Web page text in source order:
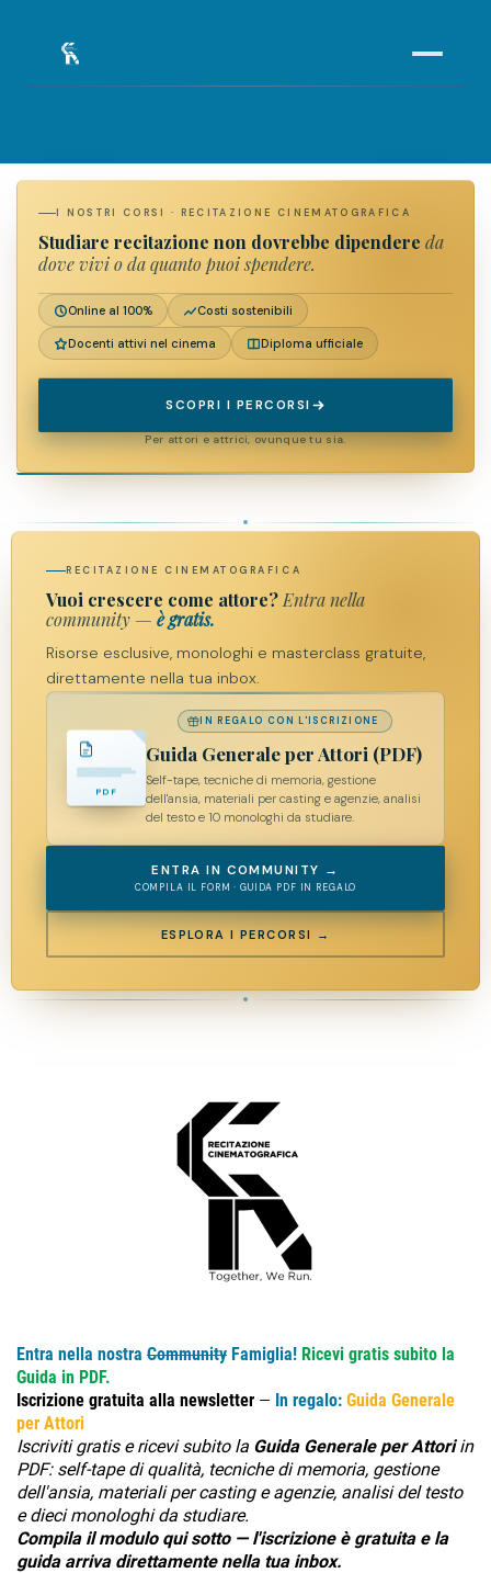
02 ARTICOLI
03 I NOSTRI CORSI
I NOSTRI CORSI · RECITAZIONE CINEMATOGRAFICA
Studiare recitazione non dovrebbe dipendere da
dove vivi o da quanto puoi spendere.
Online al 100% Costi sostenibili
Docenti attivi nel cinema Diploma ufficiale
SCOPRI I PERCORSI
Per attori e attrici, ovunque tu sia.
RECITAZIONE CINEMATOGRAFICA
Vuoi crescere come attore? Entra nella
community — è gratis.
Risorse esclusive, monologhi e masterclass gratuite,
direttamente nella tua inbox.
PDF
IN REGALO CON L'ISCRIZIONE
Guida Generale per Attori (PDF)
Self-tape, tecniche di memoria, gestione
dell'ansia, materiali per casting e agenzie, analisi
del testo e 10 monologhi da studiare.
ENTRA IN COMMUNITY →
COMPILA IL FORM · GUIDA PDF IN REGALO
ESPLORA I PERCORSI →
Entra nella nostra Community Famiglia! Ricevi gratis subito la
Guida in PDF.
Iscrizione gratuita alla newsletter — In regalo: Guida Generale
per Attori
Iscriviti gratis e ricevi subito la Guida Generale per Attoriin
PDF: self-tape di qualità, tecniche di memoria, gestione
dell'ansia, materiali per casting e agenzie, analisi del testo
e dieci monologhi da studiare.
Compila il modulo qui sotto — l'iscrizione è gratuita e la
guida arriva direttamente nella tua inbox.